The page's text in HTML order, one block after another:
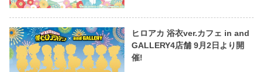
ヒロアカ 浴衣ver.カフェ in and
GALLERY4店舗 9月2日より開
催!